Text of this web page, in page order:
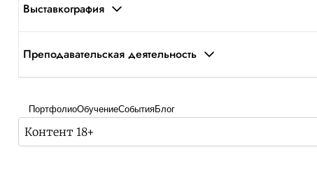
Выставкография
Преподавательская деятельность
ПортфолиоОбучениеСобытияБлог
Контент 18+